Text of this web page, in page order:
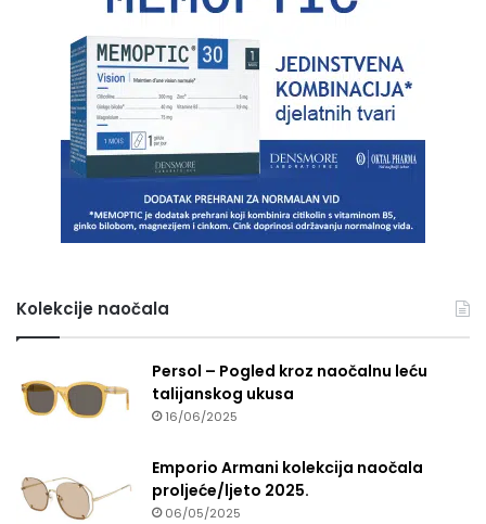
Kolekcije naočala
Persol – Pogled kroz naočalnu leću
talijanskog ukusa
16/06/2025
Emporio Armani kolekcija naočala
proljeće/ljeto 2025.
06/05/2025